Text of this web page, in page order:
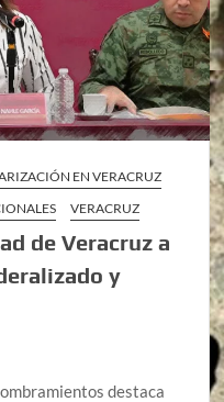
EN VERACRUZ
VERACRUZ
de Veracruz a
y
destaca